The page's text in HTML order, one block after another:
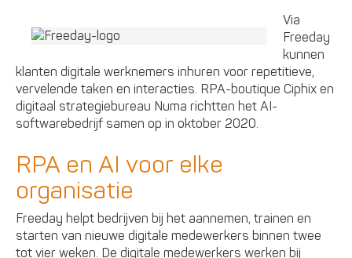
Via
Freeday
kunnen
klanten digitale werknemers inhuren voor repetitieve,
vervelende taken en interacties. RPA-boutique Ciphix en
digitaal strategiebureau Numa richtten het AI-
softwarebedrijf samen op in oktober 2020.
RPA en AI voor elke
organisatie
Freeday helpt bedrijven bij het aannemen, trainen en
starten van nieuwe digitale medewerkers binnen twee
tot vier weken. De digitale medewerkers werken bij